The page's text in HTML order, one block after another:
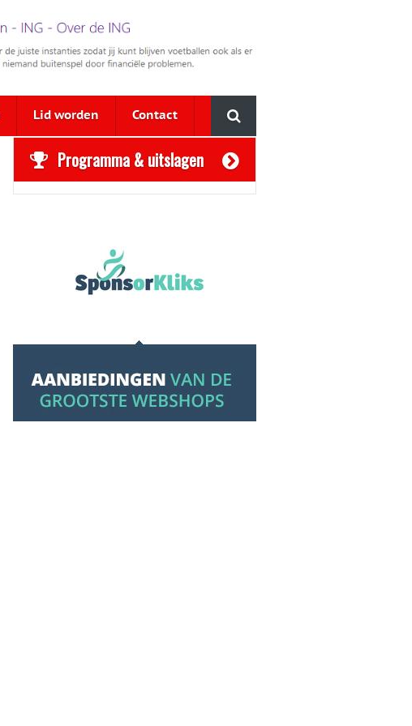
Lid worden Contact
Programma & uitslagen